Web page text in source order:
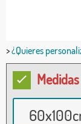
>¿Quieres